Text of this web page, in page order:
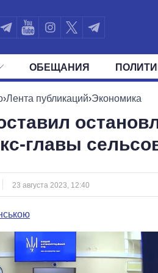
ОБЕЩАНИЯ
ВСЕ ПОЛИТИКИ ПРЕЗИДЕНТ И
›Лента публикаций›Экономика
главы
23 августа 2023, 12:40